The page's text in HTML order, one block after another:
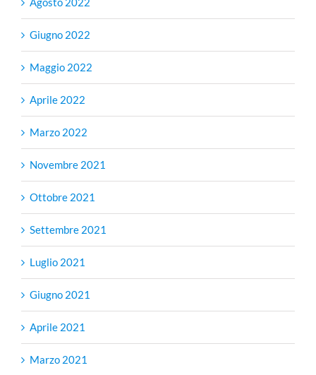
Giugno 2022
Maggio 2022
Aprile 2022
Marzo 2022
Novembre 2021
Ottobre 2021
Settembre 2021
Luglio 2021
Giugno 2021
Aprile 2021
Marzo 2021